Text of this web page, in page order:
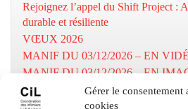
Gérer le consentement
cookies
Rejoignez l’appel du Shift Project :
durable et résiliente
VŒUX 2026
MANIF DU 03/12/2026 – EN
MANIF DU 03/12/2026 – EN
MOBILISATION DU 03/12/2025